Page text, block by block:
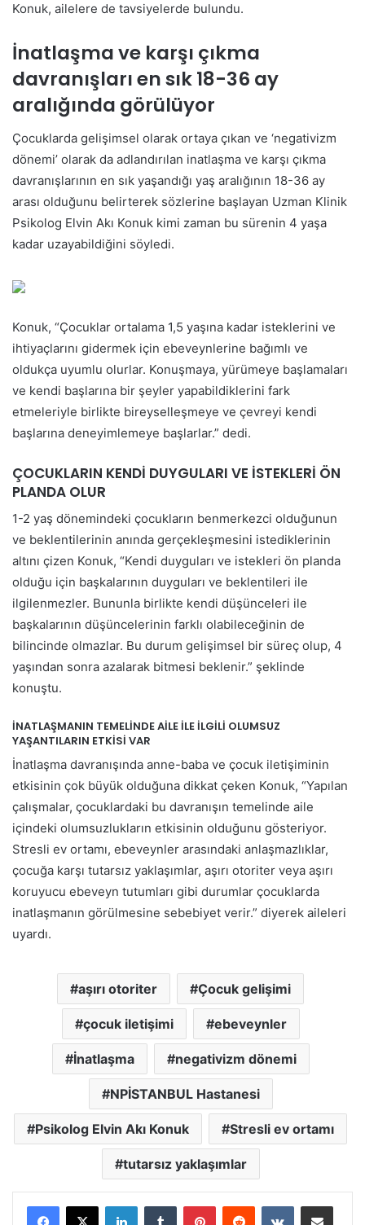
Konuk, ailelere de tavsiyelerde bulundu.
İnatlaşma ve karşı çıkma
davranışları en sık 18-36 ay
aralığında görülüyor
Çocuklarda gelişimsel olarak ortaya çıkan ve ‘negativizm
dönemi’ olarak da adlandırılan inatlaşma ve karşı çıkma
davranışlarının en sık yaşandığı yaş aralığının 18-36 ay
arası olduğunu belirterek sözlerine başlayan Uzman Klinik
Psikolog Elvin Akı Konuk kimi zaman bu sürenin 4 yaşa
kadar uzayabildiğini söyledi.
Konuk, “Çocuklar ortalama 1,5 yaşına kadar isteklerini ve
ihtiyaçlarını gidermek için ebeveynlerine bağımlı ve
oldukça uyumlu olurlar. Konuşmaya, yürümeye başlamaları
ve kendi başlarına bir şeyler yapabildiklerini fark
etmeleriyle birlikte bireyselleşmeye ve çevreyi kendi
başlarına deneyimlemeye başlarlar.” dedi.
ÇOCUKLARIN KENDİ DUYGULARI VE İSTEKLERİ ÖN
PLANDA OLUR
1-2 yaş dönemindeki çocukların benmerkezci olduğunun
ve beklentilerinin anında gerçekleşmesini istediklerinin
altını çizen Konuk, “Kendi duyguları ve istekleri ön planda
olduğu için başkalarının duyguları ve beklentileri ile
ilgilenmezler. Bununla birlikte kendi düşünceleri ile
başkalarının düşüncelerinin farklı olabileceğinin de
bilincinde olmazlar. Bu durum gelişimsel bir süreç olup, 4
yaşından sonra azalarak bitmesi beklenir.” şeklinde
konuştu.
İNATLAŞMANIN TEMELİNDE AİLE İLE İLGİLİ OLUMSUZ
YAŞANTILARIN ETKİSİ VAR
İnatlaşma davranışında anne-baba ve çocuk iletişiminin
etkisinin çok büyük olduğuna dikkat çeken Konuk, “Yapılan
çalışmalar, çocuklardaki bu davranışın temelinde aile
içindeki olumsuzlukların etkisinin olduğunu gösteriyor.
Stresli ev ortamı, ebeveynler arasındaki anlaşmazlıklar,
çocuğa karşı tutarsız yaklaşımlar, aşırı otoriter veya aşırı
koruyucu ebeveyn tutumları gibi durumlar çocuklarda
inatlaşmanın görülmesine sebebiyet verir.” diyerek aileleri
uyardı.
aşırı otoriter Çocuk gelişimi
çocuk iletişimi ebeveynler
İnatlaşma negativizm dönemi
NPİSTANBUL Hastanesi
Psikolog Elvin Akı Konuk Stresli ev ortamı
tutarsız yaklaşımlar